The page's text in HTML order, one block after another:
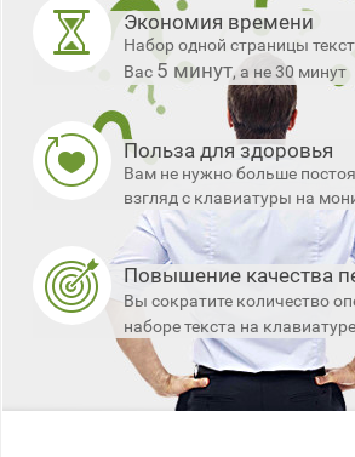
Экономия времени
Набор одной страницы
Вас 5 минут, а не 30 минут
Польза для здоровья
Вам не нужно больше
взгляд с клавиатуры на
Повышение качества
Вы сократите количество
наборе текста на клавиатуре